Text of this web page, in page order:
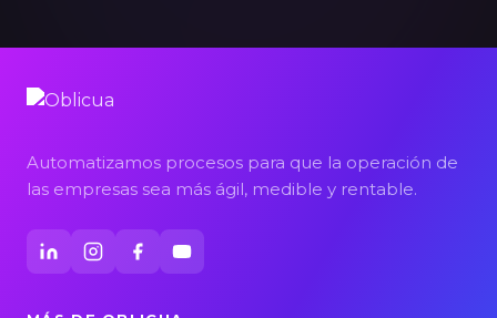
Automatizamos procesos para que la operación de
las empresas sea más ágil, medible y rentable.